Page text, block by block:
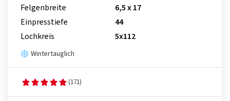
Felgenbreite
6,5 x 17
Einpresstiefe
44
Lochkreis
5x112
Wintertauglich
(171)